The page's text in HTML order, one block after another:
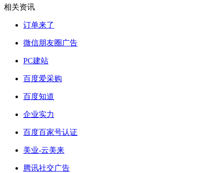
相关资讯
订单来了
微信朋友圈广告
PC建站
百度爱采购
百度知道
企业实力
百度百家号认证
美业-云美来
腾讯社交广告